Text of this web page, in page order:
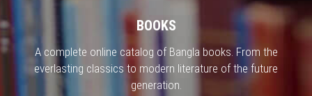
BOOKS
A complete online catalog of Bangla books. From the
everlasting classics to modern literature of the future
generation.